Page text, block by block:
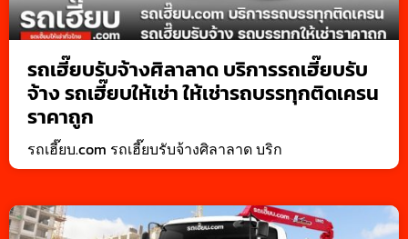
รถเฮี๊ยบรับจ้างศิลาลาด บริการรถเฮี๊ยบรับ
จ้าง รถเฮี๊ยบให้เช่า ให้เช่ารถบรรทุกติดเครน
ราคาถูก
รถเฮี๊ยบ.com รถเฮี๊ยบรับจ้างศิลาลาด บริก